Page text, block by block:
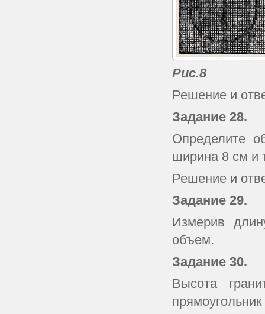
Рис.8
Решение и
Задание 28.
Определите
ширина 8 см и
Решение и
Задание 29.
Измерив
объем.
Задание 30.
Высота